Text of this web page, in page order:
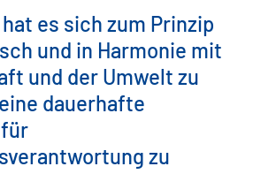
es sich zum Prinzip
und in Harmonie mit
und der Umwelt zu
dauerhafte
zu